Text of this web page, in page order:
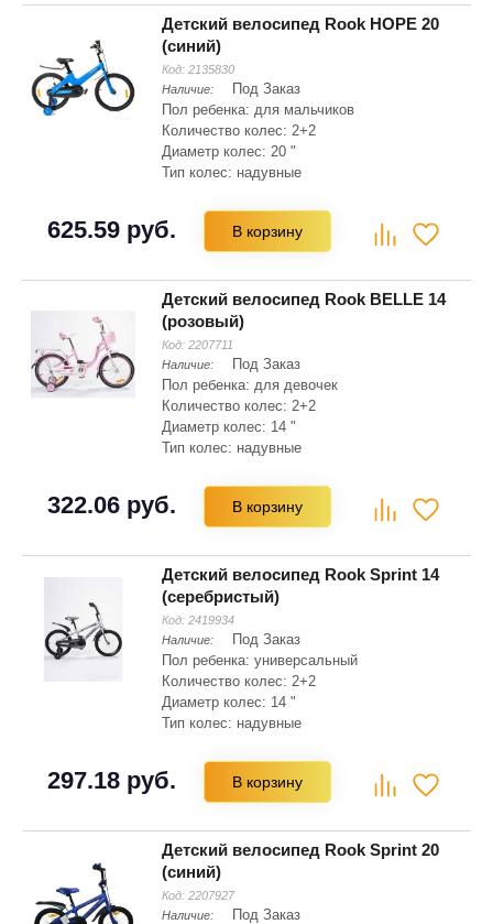
Детский велосипед Rook HOPE 20
(синий)
Код: 2135830
Наличие:
Под Заказ
Пол ребенка: для мальчиков
Количество колес: 2+2
Диаметр колес: 20 "
Тип колес: надувные
Складная рама: нет
Тип вилки: жесткая
625.59 руб. В корзину
Детский велосипед Rook BELLE 14
(розовый)
Код: 2207711
Наличие:
Под Заказ
Пол ребенка: для девочек
Количество колес: 2+2
Диаметр колес: 14 "
Тип колес: надувные
Складная рама: нет
Тип вилки: жесткая
322.06 руб. В корзину
Детский велосипед Rook Sprint 14
(серебристый)
Код: 2419934
Наличие:
Под Заказ
Пол ребенка: универсальный
Количество колес: 2+2
Диаметр колес: 14 "
Тип колес: надувные
Складная рама: нет
Тип вилки: жесткая
297.18 руб. В корзину
Детский велосипед Rook Sprint 20
(синий)
Код: 2207927
Наличие:
Под Заказ